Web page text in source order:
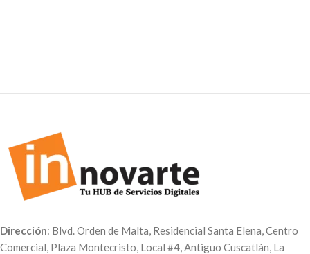
Dirección: Blvd. Orden de Malta, Residencial Santa Elena, Centro
Comercial, Plaza Montecristo, Local #4, Antiguo Cuscatlán, La